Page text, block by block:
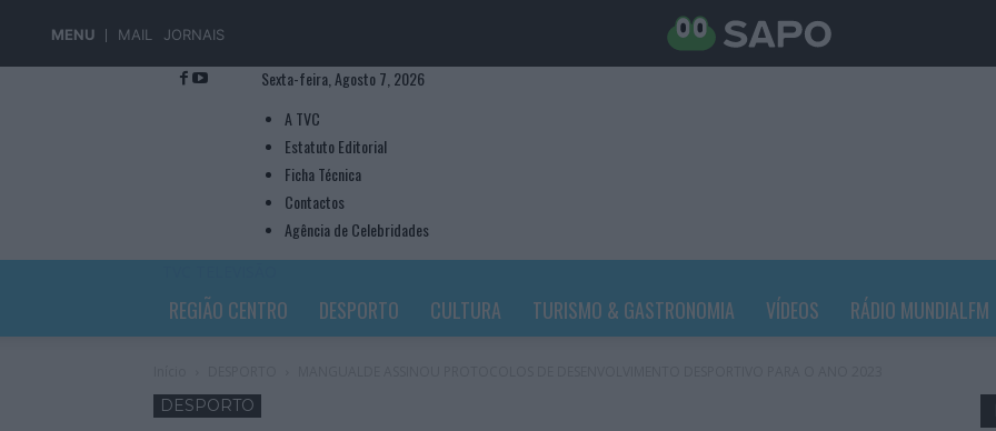
MENU MAIL JORNAIS
Sexta-feira, Agosto 7, 2026
A TVC
Estatuto Editorial
Ficha Técnica
Contactos
Agência de Celebridades
REGIÃO CENTRO DESPORTO CULTURA TURISMO & GASTRONOMIA VÍDEOS RÁDIO MUNDIALFM
DESPORTO